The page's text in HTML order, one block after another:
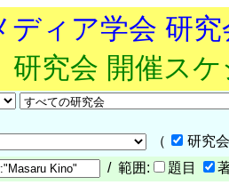
ディア学会 研
研究会 開催ス
（
研究
/ 範囲: 題目